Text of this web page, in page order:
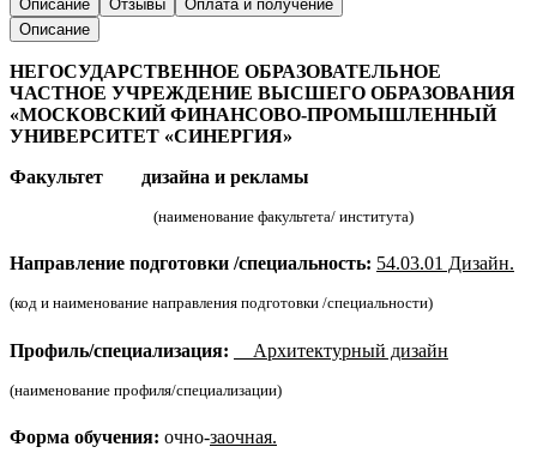
Описание Отзывы
Оплата и получение
Описание
НЕГОСУДАРСТВЕННОЕ ОБРАЗОВАТЕЛЬНОЕ
ЧАСТНОЕ УЧРЕЖДЕНИЕ ВЫСШЕГО ОБРАЗОВАНИЯ
«МОСКОВСКИЙ ФИНАНСОВО-ПРОМЫШЛЕННЫЙ
УНИВЕРСИТЕТ «СИНЕРГИЯ»
Факультет дизайна и рекламы
(наименование факультета/ института)
Направление подготовки /специальность: 54.03.01 Дизайн.
(код и наименование направления подготовки /специальности)
Профиль/специализация: Архитектурный дизайн
(наименование профиля/специализации)
Форма обучения: очно-заочная.